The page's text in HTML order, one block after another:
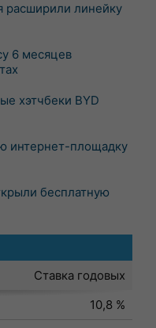
расширили линейку
6 месяцев
хэтчбеки BYD
интернет-площадку
бесплатную
Ставка годовых
10,8 %